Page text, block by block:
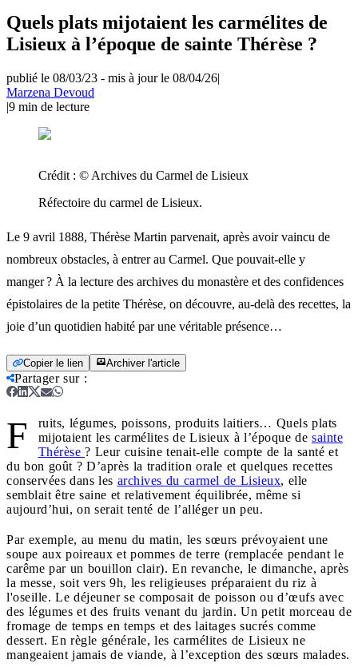
Quels plats mijotaient les carmélites de
Lisieux à l’époque de sainte Thérèse ?
publié le 08/03/23 - mis à jour le 08/04/26|
Marzena Devoud
|9 min de lecture
Crédit : © Archives du Carmel de Lisieux
Réfectoire du carmel de Lisieux.
Le 9 avril 1888, Thérèse Martin parvenait, après avoir vaincu de
nombreux obstacles, à entrer au Carmel. Que pouvait-elle y
manger ? À la lecture des archives du monastère et des confidences
épistolaires de la petite Thérèse, on découvre, au-delà des recettes, la
joie d’un quotidien habité par une véritable présence…
Copier le lien Archiver l'article
Partager sur:
F
ruits, légumes, poissons, produits laitiers… Quels plats
mijotaient les carmélites de Lisieux à l’époque de sainte
Thérèse ? Leur cuisine tenait-elle compte de la santé et
du bon goût ? D’après la tradition orale et quelques recettes
conservées dans les archives du carmel de Lisieux, elle
semblait être saine et relativement équilibrée, même si
aujourd’hui, on serait tenté de l’alléger un peu.
Par exemple, au menu du matin, les sœurs prévoyaient une
soupe aux poireaux et pommes de terre (remplacée pendant le
carême par un bouillon clair). En revanche, le dimanche, après
la messe, soit vers 9h, les religieuses préparaient du riz à
l'oseille. Le déjeuner se composait de poisson ou d’œufs avec
des légumes et des fruits venant du jardin. Un petit morceau de
fromage de temps en temps et des laitages sucrés comme
dessert. En règle générale, les carmélites de Lisieux ne
mangeaient jamais de viande, à l’exception des sœurs malades.